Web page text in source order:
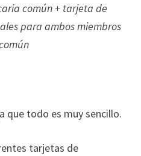
común + tarjeta de
para ambos miembros
que todo es muy sencillo.
tarjetas de